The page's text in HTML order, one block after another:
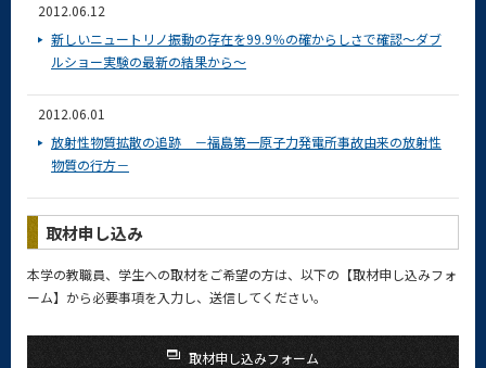
2012.06.12
新しいニュートリノ振動の存在を99.9％の確からしさで確認～ダブ
ルショー実験の最新の結果から～
2012.06.01
放射性物質拡散の追跡 －福島第一原子力発電所事故由来の放射性
物質の行方－
取材申し込み
本学の教職員、学生への取材をご希望の方は、以下の【取材申し込みフォ
ーム】から必要事項を入力し、送信してください。
取材申し込みフォーム